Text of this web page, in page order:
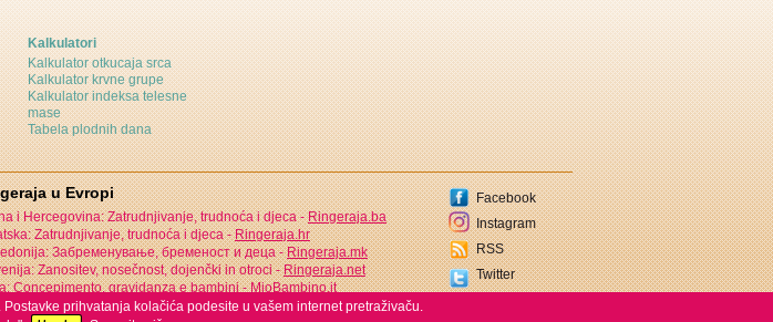
prihvatanja kolačića podesite u vašem internet pretraživaču.
Kalkulatori
Kalkulator otkucaja srca
Kalkulator krvne grupe
Kalkulator indeksa telesne
mase
Tabela plodnih dana
u Evropi
i Hercegovina: Zatrudnjivanje, trudnoća i djeca -Ringeraja.ba
Zatrudnjivanje, trudnoća i djeca -Ringeraja.hr
Забременување, бременост и деца -Ringeraja.mk
Zanositev, nosečnost, dojenčki in otroci -Ringeraja.net
Concepimento, gravidanza e bambini -MioBambino.it
Facebook
Instagram
RSS
Twitter